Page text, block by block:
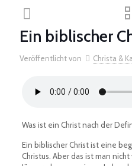
Ein biblischer
Veröffentlicht von Christa &
Was ist ein Christ nach der
Ein biblischer Christ ist eine
Christus. Aber das ist man